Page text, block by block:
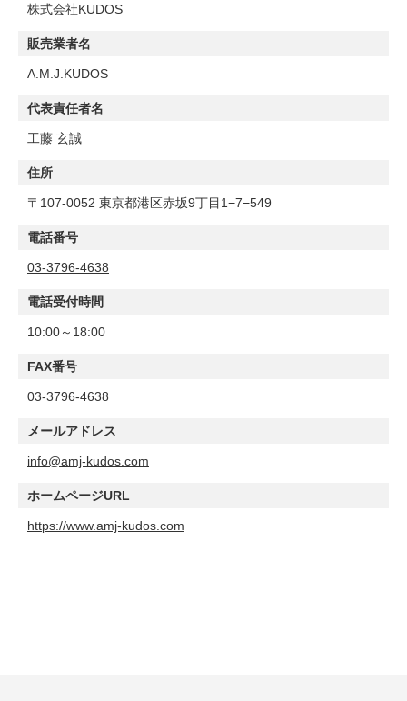
株式会社KUDOS
販売業者名
A.M.J.KUDOS
代表責任者名
工藤 玄誠
住所
〒107-0052 東京都港区赤坂9丁目1−7−549
電話番号
03-3796-4638
電話受付時間
10:00～18:00
FAX番号
03-3796-4638
メールアドレス
info@amj-kudos.com
ホームページURL
https://www.amj-kudos.com